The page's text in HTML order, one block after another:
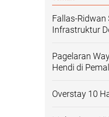
Fallas-
Infrastruktur
Pagelaran
Hendi di
Overstay 10